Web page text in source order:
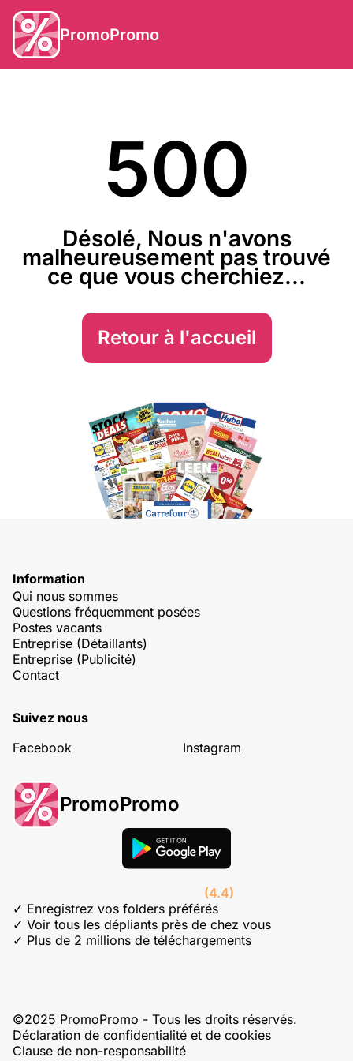
PromoPromo
500
Désolé, Nous n'avons
malheureusement pas trouvé
ce que vous cherchiez...
Retour à l'accueil
Information
Qui nous sommes
Questions fréquemment posées
Postes vacants
Entreprise (Détaillants)
Entreprise (Publicité)
Contact
Suivez nous
Facebook
Instagram
PromoPromo
(4.4)
✓ Enregistrez vos folders préférés
✓ Voir tous les dépliants près de chez vous
✓ Plus de 2 millions de téléchargements
©2025 PromoPromo - Tous les droits réservés.
Déclaration de confidentialité et de cookies
Clause de non-responsabilité